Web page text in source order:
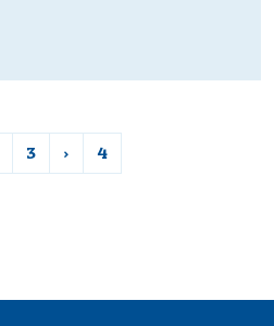
3 › 4